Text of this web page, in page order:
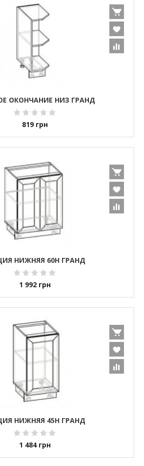
ОКОНЧАНИЕ НИЗ ГРАНД
819 грн
НИЖНЯЯ 60Н ГРАНД
1 992 грн
НИЖНЯЯ 45Н ГРАНД
1 484 грн